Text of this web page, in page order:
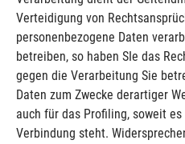
Verteidigung von
personenbezogene Daten
betreiben, so haben SIe das
gegen die Verarbeitung Sie
Daten zum Zwecke derartiger
auch für das Profiling, soweit
Verbindung steht.